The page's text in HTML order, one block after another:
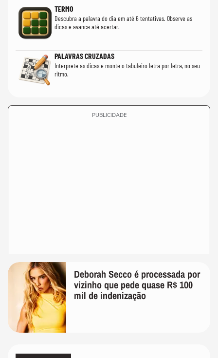
TERMO
Descubra a palavra do dia em até 6 tentativas. Observe as
dicas e avance até acertar.
PALAVRAS CRUZADAS
Interprete as dicas e monte o tabuleiro letra por letra, no seu
ritmo.
PUBLICIDADE
Deborah Secco é processada por
vizinho que pede quase R$ 100
mil de indenização